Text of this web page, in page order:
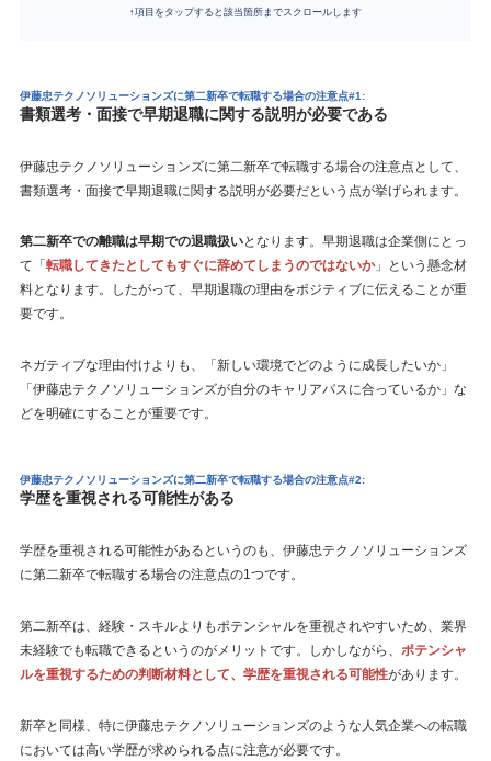
↑項目をタップすると該当箇所までスクロールします
伊藤忠テクノソリューションズに第二新卒で転職する場合の注意点#1:
書類選考・面接で早期退職に関する説明が必要である
伊藤忠テクノソリューションズに第二新卒で転職する場合の注意点として、
書類選考・面接で早期退職に関する説明が必要だという点が挙げられます。
第二新卒での離職は早期での退職扱いとなります。早期退職は企業側にとっ
て「 転職してきたとしてもすぐに辞めてしまうのではないか」という懸念材
料となります。したがって、早期退職の理由をポジティブに伝えることが重
要です。
ネガティブな理由付けよりも、「新しい環境でどのように成長したいか」
「伊藤忠テクノソリューションズが自分のキャリアパスに合っているか」な
どを明確にすることが重要です。
伊藤忠テクノソリューションズに第二新卒で転職する場合の注意点#2:
学歴を重視される可能性がある
学歴を重視される可能性があるというのも、伊藤忠テクノソリューションズ
に第二新卒で転職する場合の注意点の1つです。
第二新卒は、経験・スキルよりもポテンシャルを重視されやすいため、業界
未経験でも転職できるというのがメリットです。しかしながら、 ポテンシャ
ルを重視するための判断材料として、学歴を重視される可能性があります。
新卒と同様、特に伊藤忠テクノソリューションズのような人気企業への転職
においては高い学歴が求められる点に注意が必要です。